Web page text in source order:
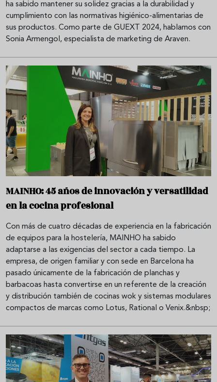
ha sabido mantener su solidez gracias a la durabilidad y
cumplimiento con las normativas higiénico-alimentarias de
sus productos. Como parte de GUEXT 2024, hablamos con
Sonia Armengol, especialista de marketing de Araven.
MAINHO: 45 años de innovación y versatilidad
en la cocina profesional
Con más de cuatro décadas de experiencia en la fabricación
de equipos para la hostelería, MAINHO ha sabido
adaptarse a las exigencias del sector a cada tiempo. La
empresa, de origen familiar y con sede en Barcelona ha
pasado únicamente de la fabricación de planchas y
barbacoas hasta convertirse en un referente de la creación
y distribución también de cocinas wok y sistemas modulares
compactos de marcas como Lotus, Rational o Venix.&nbsp;